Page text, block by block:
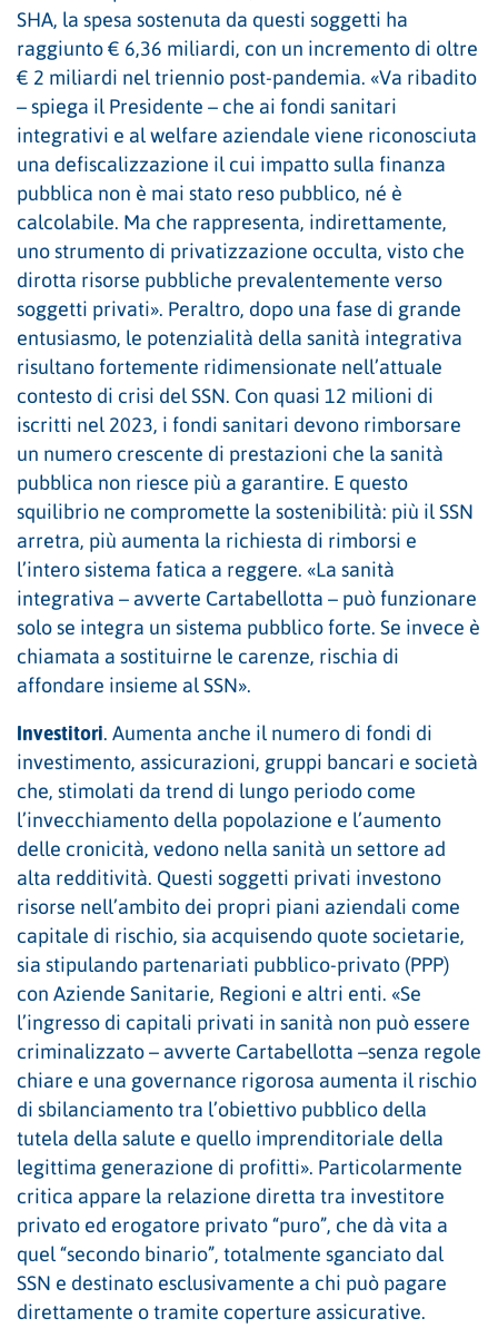
SHA, la spesa sostenuta da questi soggetti ha
raggiunto € 6,36 miliardi, con un incremento di oltre
€ 2 miliardi nel triennio post-pandemia. «Va ribadito
– spiega il Presidente – che ai fondi sanitari
integrativi e al welfare aziendale viene riconosciuta
una defiscalizzazione il cui impatto sulla finanza
pubblica non è mai stato reso pubblico, né è
calcolabile. Ma che rappresenta, indirettamente,
uno strumento di privatizzazione occulta, visto che
dirotta risorse pubbliche prevalentemente verso
soggetti privati». Peraltro, dopo una fase di grande
entusiasmo, le potenzialità della sanità integrativa
risultano fortemente ridimensionate nell’attuale
contesto di crisi del SSN. Con quasi 12 milioni di
iscritti nel 2023, i fondi sanitari devono rimborsare
un numero crescente di prestazioni che la sanità
pubblica non riesce più a garantire. E questo
squilibrio ne compromette la sostenibilità: più il SSN
arretra, più aumenta la richiesta di rimborsi e
l’intero sistema fatica a reggere. «La sanità
integrativa – avverte Cartabellotta – può funzionare
solo se integra un sistema pubblico forte. Se invece è
chiamata a sostituirne le carenze, rischia di
affondare insieme al SSN».
Investitori. Aumenta anche il numero di fondi di
investimento, assicurazioni, gruppi bancari e società
che, stimolati da trend di lungo periodo come
l’invecchiamento della popolazione e l’aumento
delle cronicità, vedono nella sanità un settore ad
alta redditività. Questi soggetti privati investono
risorse nell’ambito dei propri piani aziendali come
capitale di rischio, sia acquisendo quote societarie,
sia stipulando partenariati pubblico-privato (PPP)
con Aziende Sanitarie, Regioni e altri enti. «Se
l’ingresso di capitali privati in sanità non può essere
criminalizzato – avverte Cartabellotta –senza regole
chiare e una governance rigorosa aumenta il rischio
di sbilanciamento tra l’obiettivo pubblico della
tutela della salute e quello imprenditoriale della
legittima generazione di profitti». Particolarmente
critica appare la relazione diretta tra investitore
privato ed erogatore privato “puro”, che dà vita a
quel “secondo binario”, totalmente sganciato dal
SSN e destinato esclusivamente a chi può pagare
direttamente o tramite coperture assicurative.